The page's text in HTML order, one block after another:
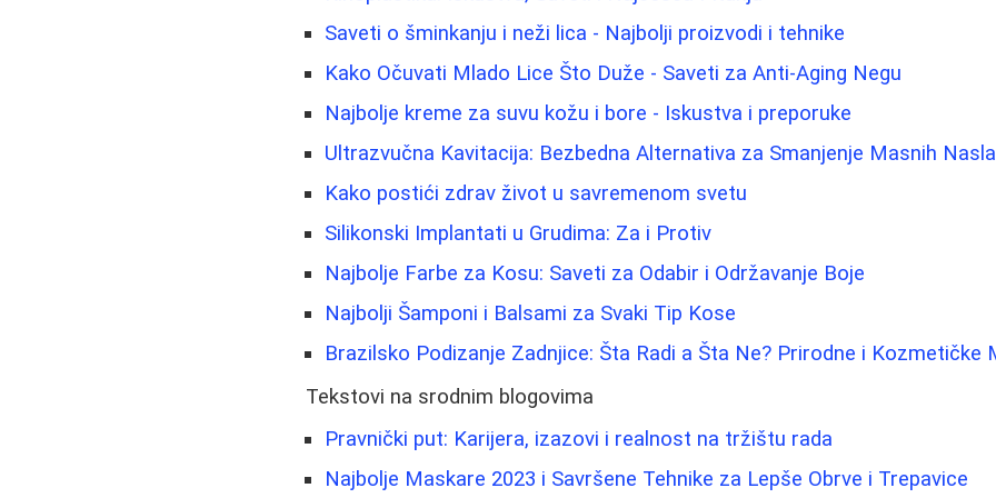
Saveti o šminkanju i neži lica - Najbolji proizvodi i tehnike
Kako Očuvati Mlado Lice Što Duže - Saveti za Anti-Aging Negu
Najbolje kreme za suvu kožu i bore - Iskustva i preporuke
Ultrazvučna Kavitacija: Bezbedna Alternativa za Smanjenje Masnih
Kako postići zdrav život u savremenom svetu
Silikonski Implantati u Grudima: Za i Protiv
Najbolje Farbe za Kosu: Saveti za Odabir i Održavanje Boje
Najbolji Šamponi i Balsami za Svaki Tip Kose
Brazilsko Podizanje Zadnjice: Šta Radi a Šta Ne? Prirodne i Kozmetičke
Tekstovi na srodnim blogovima
Pravnički put: Karijera, izazovi i realnost na tržištu rada
Najbolje Maskare 2023 i Savršene Tehnike za Lepše Obrve i Trepavice